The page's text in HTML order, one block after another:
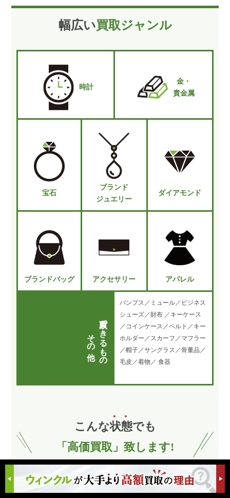
幅広い買取ジャンル
時計
金・
貴金属
宝石
ブランド
ジュエリー
ダイアモンド
ブランドバッグ アクセサリー アパレル
買取できるもの
その他
パンプス／ミュール／ビジネス
シューズ／財布 ／キーケース
／コインケース／ベルト／キー
ホルダー／スカーフ／マフラー
／帽子／サングラス／骨董品／
毛皮／着物／ 食器
こんな状態でも
「高価買取」致します!